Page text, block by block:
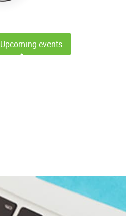
Upcoming events